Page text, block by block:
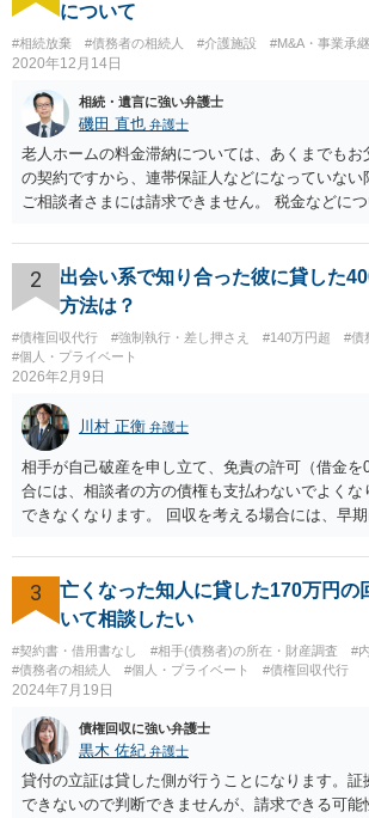
について
#相続放棄 #債務者の相続人 #介護施設 #M&A・事業承継
2020年12月14日
相続・遺言に強い弁護士
磯田 直也 弁護士
老人ホームの料金滞納については、あくまでもお
の契約ですから、連帯保証人などになっていない
ご相談者さまには請求できません。 税金などに
護受給の際に扶養できないかという連絡が役所か
い旨回答すればそれまでです。 相続が開始した
通りです。 民法上の扶養義務はご相談者さまがお
ではありません。 あくまでも、余力の範囲で認
の介護は子供がみるという民法の条文はありませ
る扶養義務は配偶者や子に対する扶養義務に比べ
養義務の順位を下げる一つの理由になります。
2
出会い系で知り合った彼に貸した
方法は？
#債権回収代行 #強制執行・差し押さえ #140万円超
#債
#個人・プライベート
2026年2月9日
川村 正衡 弁護士
相手が自己破産を申し立て、免責の許可（借金を
合には、相談者の方の債権も支払わないでよくな
できなくなります。 回収を考える場合には、早
3
亡くなった知人に貸した170万円の
いて相談したい
#契約書・借用書なし #相手(債務者)の所在・財産調査
#
#債務者の相続人
#個人・プライベート #債権回収代行
2024年7月19日
債権回収に強い弁護士
黒木 佐紀 弁護士
貸付の立証は貸した側が行うことになります。証
できないので判断できませんが、請求できる可能